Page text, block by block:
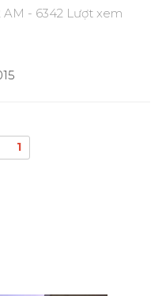
AM - 6342 Lượt xem
1